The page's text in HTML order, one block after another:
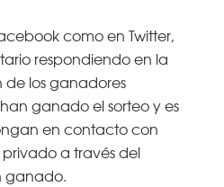
como en Twitter,
respondiendo en la
los ganadores
ganado el sorteo y es
en contacto con
privado a través del
ganado.